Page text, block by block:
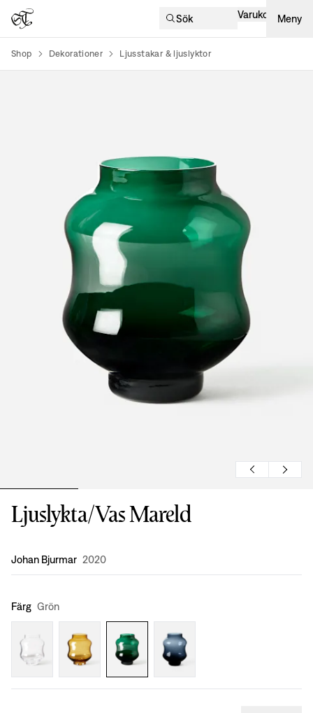
Sök Varukorg Meny
Shop Dekorationer Ljusstakar & ljuslyktor
Ljuslykta/Vas Mareld
Formgivning:
Johan Bjurmar 2020
Färg Grön